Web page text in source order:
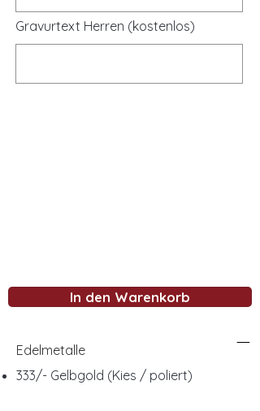
Gravurtext Herren (kostenlos)
In den Warenkorb
Edelmetalle
333/- Gelbgold (Kies / poliert)